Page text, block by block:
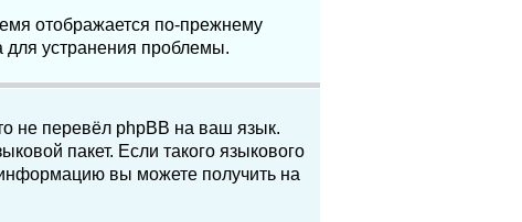
отображается по-прежнему
для устранения проблемы.
не перевёл phpBB на ваш язык.
пакет. Если такого языкового
вы можете получить на